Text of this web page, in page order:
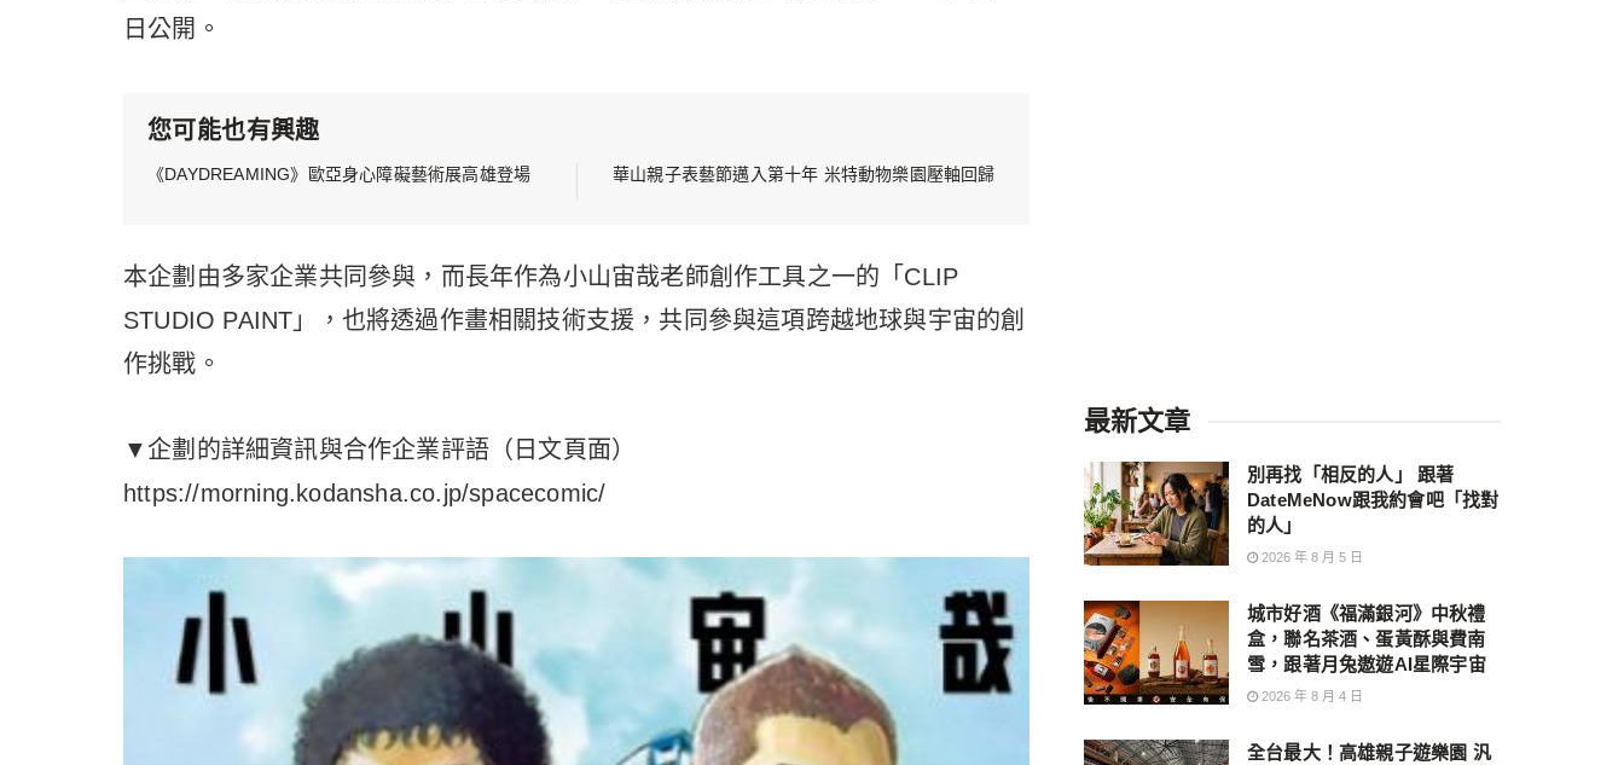
日公開。
您可能也有興趣
《DAYDREAMING》歐亞身心障礙藝術展高雄登場 華山親子表藝節邁入第十年 米特動物樂園壓軸回歸
本企劃由多家企業共同參與，而長年作為小山宙哉老師創作工具之一的「CLIP
STUDIO PAINT」，也將透過作畫相關技術支援，共同參與這項跨越地球與宇宙的創
作挑戰。
▼企劃的詳細資訊與合作企業評語（日文頁面）
https://morning.kodansha.co.jp/spacecomic/
最新文章
別再找「相反的人」 跟著
DateMeNow跟我約會吧「找對
的人」
2026 年 8 月 5 日
城市好酒《福滿銀河》中秋禮
盒，聯名茶酒、蛋黃酥與費南
雪，跟著月兔遨遊AI星際宇宙
2026 年 8 月 4 日
全台最大！高雄親子遊樂園 汎